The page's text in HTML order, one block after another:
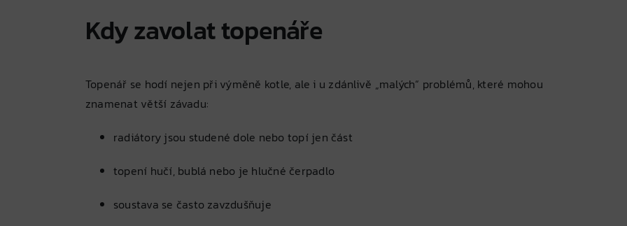
Kdy zavolat topenáře
Topenář se hodí nejen při výměně kotle, ale i u zdánlivě „malých“ problémů, které mohou
znamenat větší závadu:
radiátory jsou studené dole nebo topí jen část
topení hučí, bublá nebo je hlučné čerpadlo
soustava se často zavzdušňuje